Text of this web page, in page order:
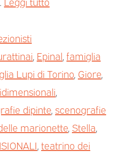
Epinal famiglia
Lupi di Torino Giore
dipinte scenografie
marionette Stella
teatrino dei